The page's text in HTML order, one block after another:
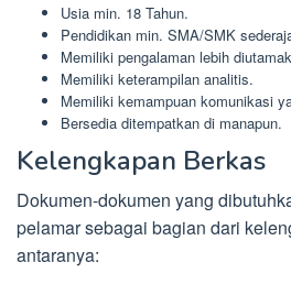
Usia min. 18 Tahun.
Pendidikan min. SMA/SMK
Memiliki pengalaman lebih
Memiliki keterampilan analitis.
Memiliki kemampuan komunikasi
Bersedia ditempatkan di manapun.
Kelengkapan Berkas
Dokumen-dokumen yang
pelamar sebagai bagian dari
antaranya: